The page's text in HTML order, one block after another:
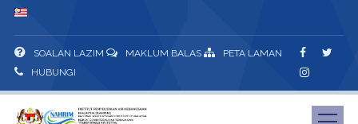
SOALAN LAZIM MAKLUM BALAS
PETA LAMAN
HUBUNGI